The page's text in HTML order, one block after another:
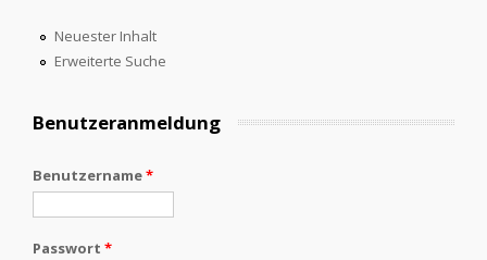
Neuester Inhalt
Erweiterte Suche
Benutzeranmeldung
Benutzername*
Passwort *